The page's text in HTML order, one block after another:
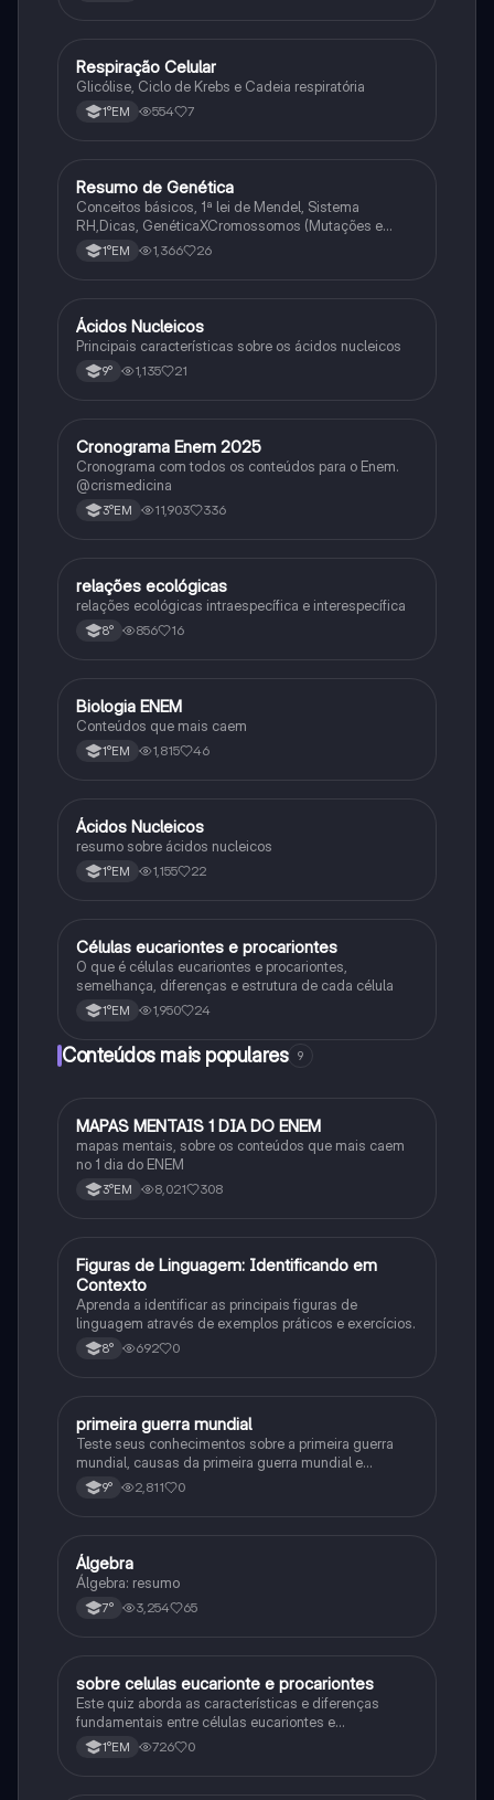
Biologia
Respiração Celular
Glicólise, Ciclo de Krebs e Cadeia respiratória
1°EM 554 7
Biologia
Resumo de Genética
Conceitos básicos, 1ª lei de Mendel, Sistema
RH,Dicas, GenéticaXCromossomos (Mutações e
Variações Genéticas).
1°EM 1,366 26
Biologia
Ácidos Nucleicos
Principais características sobre os ácidos nucleicos
9° 1,135 21
Matematica
Cronograma Enem 2025
Cronograma com todos os conteúdos para o Enem.
@crismedicina
3°EM 11,903 336
Biologia
relações ecológicas
relações ecológicas intraespecífica e interespecífica
8° 856 16
Ciência
Biologia ENEM
Conteúdos que mais caem
1°EM 1,815 46
Biologia
Ácidos Nucleicos
resumo sobre ácidos nucleicos
1°EM 1,155 22
Biologia
Células eucariontes e procariontes
O que é células eucariontes e procariontes,
semelhança, diferenças e estrutura de cada célula
1°EM 1,950 24
Conteúdos mais populares 9
Português
MAPAS MENTAIS 1 DIA DO ENEM
mapas mentais, sobre os conteúdos que mais caem
no 1 dia do ENEM
3°EM 8,021 308
FPortuguês
Figuras de Linguagem: Identificando em
Contexto
Aprenda a identificar as principais figuras de
linguagem através de exemplos práticos e exercícios.
8° 692 0
História
primeira guerra mundial
Teste seus conhecimentos sobre a primeira guerra
mundial, causas da primeira guerra mundial e
consequências da Primeira Guerra Mundial, fases da
primeira guerra mundial
9° 2,811 0
Matematica
Álgebra
Álgebra: resumo
7° 3,254 65
Biologia
sobre celulas eucarionte e procariontes
Este quiz aborda as características e diferenças
fundamentais entre células eucariontes e
procariontes.
1°EM 726 0